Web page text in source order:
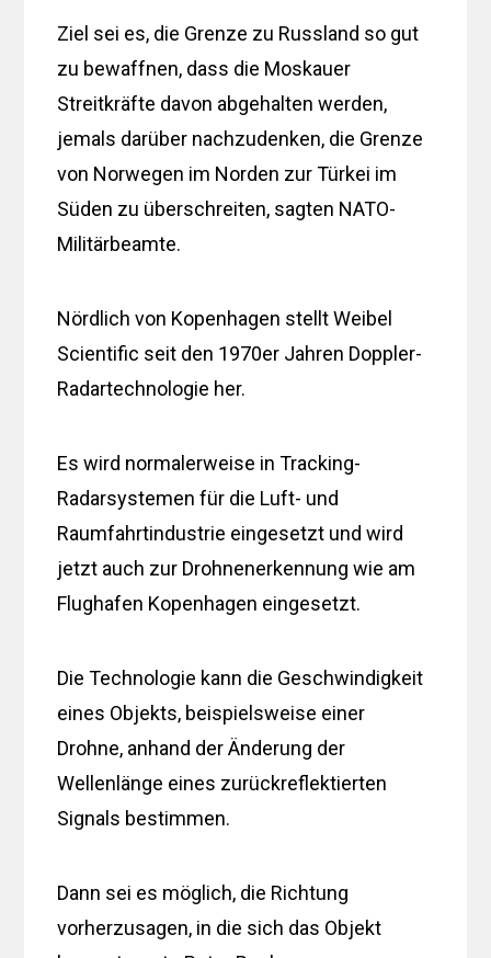
Ziel sei es, die Grenze zu Russland so gut
zu bewaffnen, dass die Moskauer
Streitkräfte davon abgehalten werden,
jemals darüber nachzudenken, die Grenze
von Norwegen im Norden zur Türkei im
Süden zu überschreiten, sagten NATO-
Militärbeamte.
Nördlich von Kopenhagen stellt Weibel
Scientific seit den 1970er Jahren Doppler-
Radartechnologie her.
Es wird normalerweise in Tracking-
Radarsystemen für die Luft- und
Raumfahrtindustrie eingesetzt und wird
jetzt auch zur Drohnenerkennung wie am
Flughafen Kopenhagen eingesetzt.
Die Technologie kann die Geschwindigkeit
eines Objekts, beispielsweise einer
Drohne, anhand der Änderung der
Wellenlänge eines zurückreflektierten
Signals bestimmen.
Dann sei es möglich, die Richtung
vorherzusagen, in die sich das Objekt